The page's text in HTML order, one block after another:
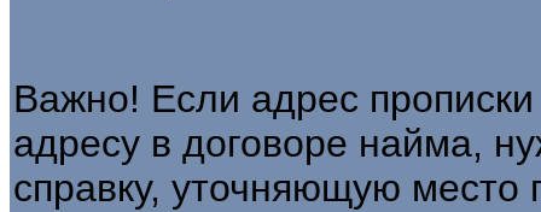
Важно! Если адрес
адресу в договоре найма,
справку, уточняющую место